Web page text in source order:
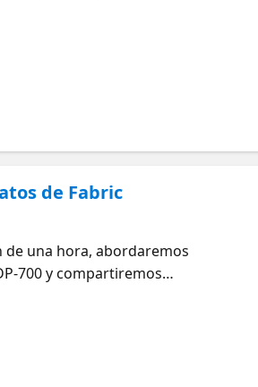
para la certificación
el examen: Vea qué
de Fabric
de una hora, abordaremos
700 y compartiremos
más está sucediendo